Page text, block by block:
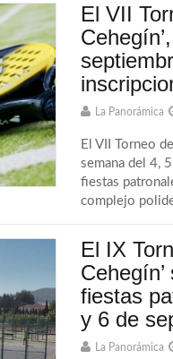
El VII
La Panorámica
El VII Torneo
semana del 4,
fiestas
complejo
El IX
fiestas
y 6 de
La Panorámica